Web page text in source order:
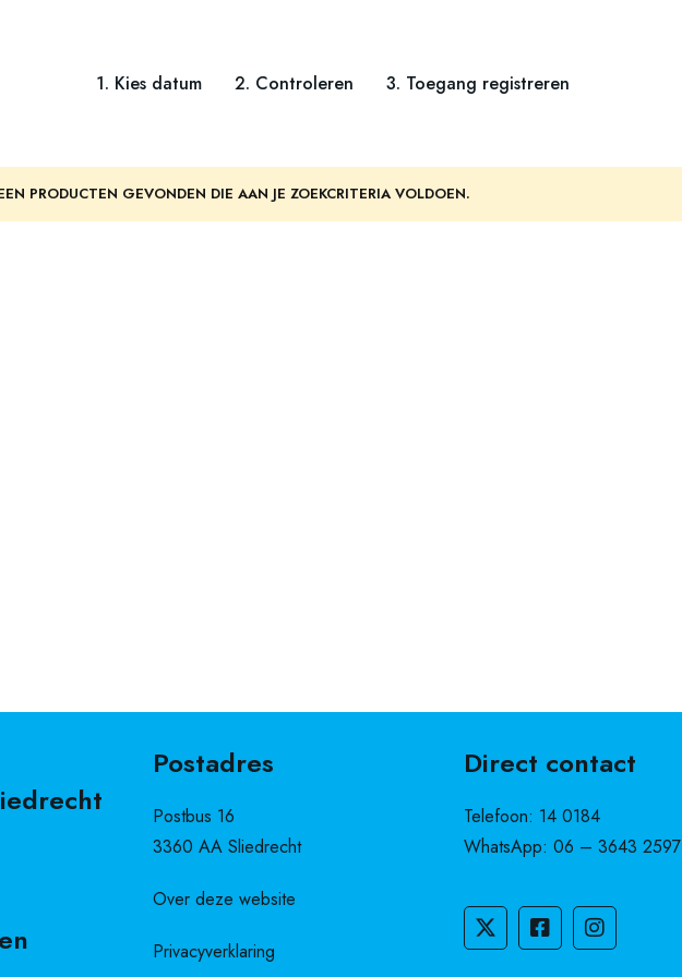
1. Kies datum 2. Controleren 3. Toegang registreren
PRODUCTEN GEVONDEN DIE AAN JE ZOEKCRITERIA VOLDOEN.
Postadres
Postbus 16
3360 AA Sliedrecht
Over deze website
Privacyverklaring
Direct contact
Telefoon: 14 0184
WhatsApp: 06 – 3643 2597